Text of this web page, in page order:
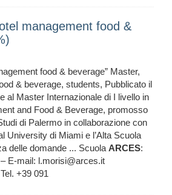
management food &
food & beverage” Master,
& beverage, students, Pubblicato il
al Master Internazionale di I livello in
and Food & Beverage, promosso
di Palermo in collaborazione con
University di Miami e l’Alta Scuola
delle domande ... ScuolaARCES:
E-mail: l.morisi@arces.it
+39 091